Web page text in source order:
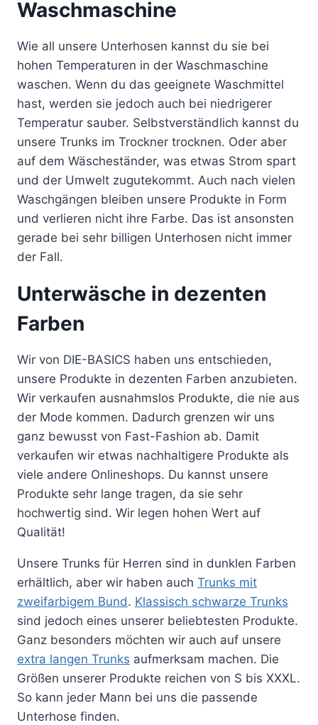
Waschmaschine
Wie all unsere Unterhosen kannst du sie bei
hohen Temperaturen in der Waschmaschine
waschen. Wenn du das geeignete Waschmittel
hast, werden sie jedoch auch bei niedrigerer
Temperatur sauber. Selbstverständlich kannst du
unsere Trunks im Trockner trocknen. Oder aber
auf dem Wäscheständer, was etwas Strom spart
und der Umwelt zugutekommt. Auch nach vielen
Waschgängen bleiben unsere Produkte in Form
und verlieren nicht ihre Farbe. Das ist ansonsten
gerade bei sehr billigen Unterhosen nicht immer
der Fall.
Unterwäsche in dezenten
Farben
Wir von DIE-BASICS haben uns entschieden,
unsere Produkte in dezenten Farben anzubieten.
Wir verkaufen ausnahmslos Produkte, die nie aus
der Mode kommen. Dadurch grenzen wir uns
ganz bewusst von Fast-Fashion ab. Damit
verkaufen wir etwas nachhaltigere Produkte als
viele andere Onlineshops. Du kannst unsere
Produkte sehr lange tragen, da sie sehr
hochwertig sind. Wir legen hohen Wert auf
Qualität!
Unsere Trunks für Herren sind in dunklen Farben
erhältlich, aber wir haben auch Trunks mit
zweifarbigem Bund. Klassisch schwarze Trunks
sind jedoch eines unserer beliebtesten Produkte.
Ganz besonders möchten wir auch auf unsere
extra langen Trunks aufmerksam machen. Die
Größen unserer Produkte reichen von S bis XXXL.
So kann jeder Mann bei uns die passende
Unterhose finden.